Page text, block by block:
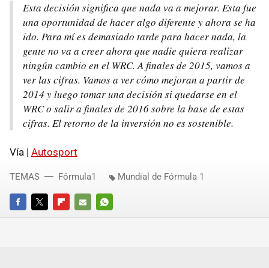
Esta decisión significa que nada va a mejorar. Esta fue
una oportunidad de hacer algo diferente y ahora se ha
ido. Para mí es demasiado tarde para hacer nada, la
gente no va a creer ahora que nadie quiera realizar
ningún cambio en el WRC. A finales de 2015, vamos a
ver las cifras. Vamos a ver cómo mejoran a partir de
2014 y luego tomar una decisión si quedarse en el
WRC o salir a finales de 2016 sobre la base de estas
cifras. El retorno de la inversión no es sostenible.
Vía | Autosport
FACEBOOKTWITTERFLIPBOARD
E-
WHATSAPP
TEMAS Fórmula1 Mundial de Fórmula 1